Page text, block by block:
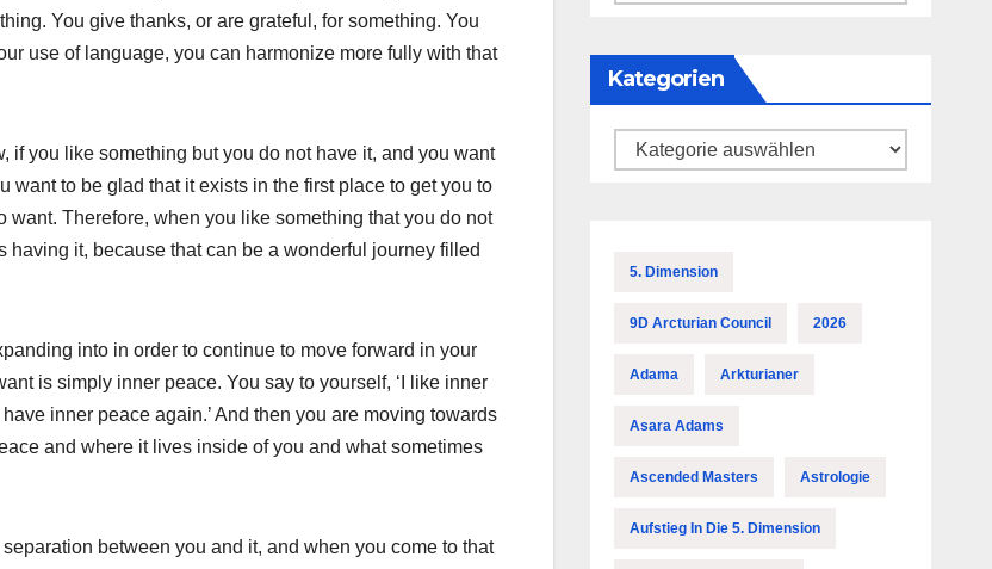
You give thanks, or are grateful, for something. You
use of language, you can harmonize more fully with that
if you like something but you do not have it, and you want
to be glad that it exists in the first place to get you to
Therefore, when you like something that you do not
it, because that can be a wonderful journey filled
into in order to continue to move forward in your
is simply inner peace. You say to yourself, ‘I like inner
inner peace again.’ And then you are moving towards
and where it lives inside of you and what sometimes
between you and it, and when you come to that
Kategorien
Kategorien
5. Dimension
9D Arcturian Council 2026
Adama Arkturianer
Asara Adams
Ascended Masters Astrologie
Aufstieg In Die 5. Dimension